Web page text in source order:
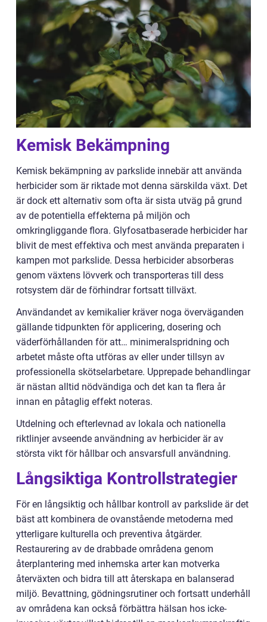
Kemisk Bekämpning
Kemisk bekämpning av parkslide innebär att använda
herbicider som är riktade mot denna särskilda växt. Det
är dock ett alternativ som ofta är sista utväg på grund
av de potentiella effekterna på miljön och
omkringliggande flora. Glyfosatbaserade herbicider har
blivit de mest effektiva och mest använda preparaten i
kampen mot parkslide. Dessa herbicider absorberas
genom växtens lövverk och transporteras till dess
rotsystem där de förhindrar fortsatt tillväxt.
Användandet av kemikalier kräver noga överväganden
gällande tidpunkten för applicering, dosering och
väderförhållanden för att… minimeralspridning och
arbetet måste ofta utföras av eller under tillsyn av
professionella skötselarbetare. Upprepade behandlingar
är nästan alltid nödvändiga och det kan ta flera år
innan en påtaglig effekt noteras.
Utdelning och efterlevnad av lokala och nationella
riktlinjer avseende användning av herbicider är av
största vikt för hållbar och ansvarsfull användning.
Långsiktiga Kontrollstrategier
För en långsiktig och hållbar kontroll av parkslide är det
bäst att kombinera de ovanstående metoderna med
ytterligare kulturella och preventiva åtgärder.
Restaurering av de drabbade områdena genom
återplantering med inhemska arter kan motverka
återväxten och bidra till att återskapa en balanserad
miljö. Bevattning, gödningsrutiner och fortsatt underhåll
av områdena kan också förbättra hälsan hos icke-